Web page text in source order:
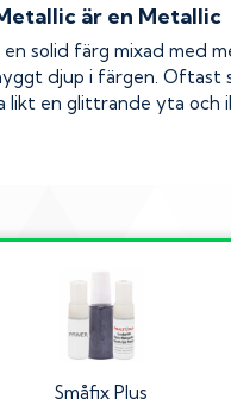
är en Metallic
en solid färg mixad med
djup i färgen. Oftast
likt en glittrande yta och
Småfix Plus